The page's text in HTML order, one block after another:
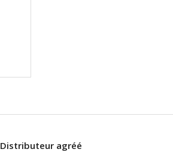
Distributeur agréé